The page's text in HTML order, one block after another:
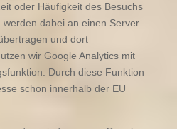
oder Häufigkeit des Besuchs
dabei an einen Server
und dort
wir Google Analytics mit
Durch diese Funktion
schon innerhalb der EU